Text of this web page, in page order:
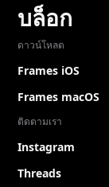
บล็อก
ดาวน์โหลด
Frames iOS
Frames macOS
ติดตามเรา
Instagram
Threads